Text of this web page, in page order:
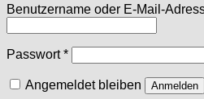
Benutzername oder E-Mail-
Passwort*Erforderlich
Angemeldet bleiben Anmelden